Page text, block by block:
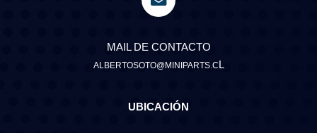
MAIL DE CONTACTO
ALBERTOSOTO@MINIPARTS.CL
UBICACIÓN